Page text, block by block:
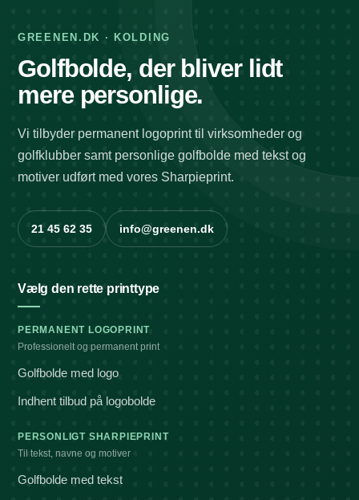
GREENEN.DK · KOLDING
Golfbolde, der bliver lidt
mere personlige.
Vi tilbyder permanent logoprint til virksomheder og
golfklubber samt personlige golfbolde med tekst og
motiver udført med vores Sharpieprint.
21 45 62 35 info@greenen.dk
Vælg den rette printtype
PERMANENT LOGOPRINT
Professionelt og permanent print
Golfbolde med logo
Indhent tilbud på logobolde
PERSONLIGT SHARPIEPRINT
Til tekst, navne og motiver
Golfbolde med tekst